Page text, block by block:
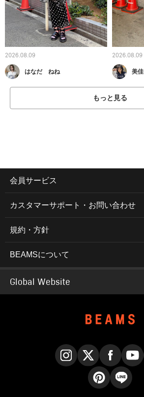
2026.08.09
はなだ ねね
2026.08.09
美佳
もっと見る
会員サービス
カスタマーサポート・お問い合わせ
規約・方針
BEAMSについて
Global Website